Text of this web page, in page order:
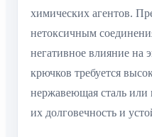
химических агентов.
нетоксичным
негативное влияние на
крючков требуется
нержавеющая сталь или
их долговечность и